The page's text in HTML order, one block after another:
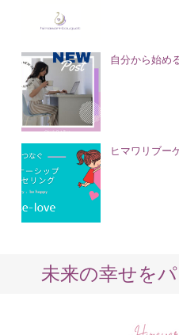
自分から始め
ヒマワリブー
未来の幸せを